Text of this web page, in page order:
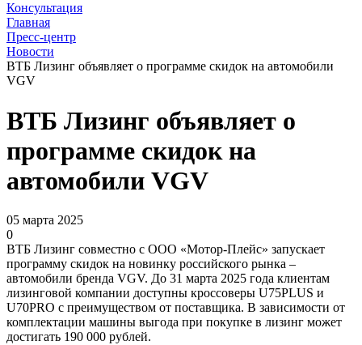
Консультация
Главная
Пресс-центр
Новости
ВТБ Лизинг объявляет о программе скидок на автомобили
VGV
ВТБ Лизинг объявляет о
программе скидок на
автомобили VGV
05 марта 2025
0
ВТБ Лизинг совместно с ООО «Мотор-Плейс» запускает
программу скидок на новинку российского рынка –
автомобили бренда VGV. До 31 марта 2025 года клиентам
лизинговой компании доступны кроссоверы U75PLUS и
U70PRO с преимуществом от поставщика. В зависимости от
комплектации машины выгода при покупке в лизинг может
достигать 190 000 рублей.